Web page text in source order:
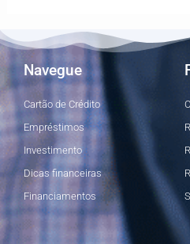
Navegue
Cartão de Crédito
Empréstimos
Investimento
Dicas financeiras
Financiamentos